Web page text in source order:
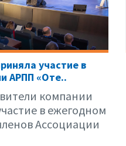
участие в
АРПП «Оте..
компании
в ежегодном
Ассоциации